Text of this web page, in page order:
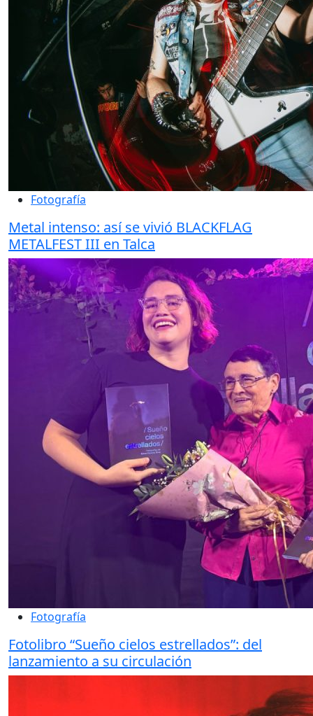
Fotografía
Metal intenso: así se vivió BLACKFLAG
METALFEST III en Talca
Fotografía
Fotolibro “Sueño cielos estrellados”: del
lanzamiento a su circulación